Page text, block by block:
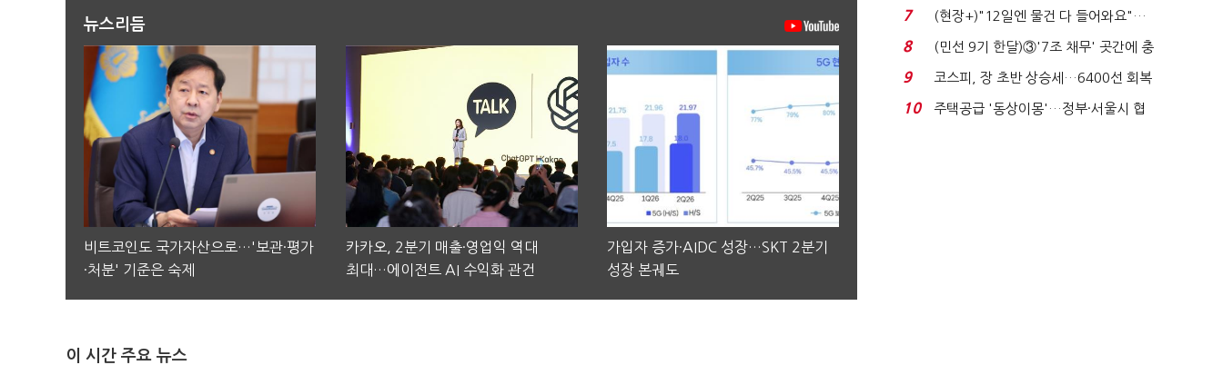
뉴스리듬
비트코인도 국가자산으로…'보관·평가
·처분' 기준은 숙제
카카오, 2분기 매출·영업익 역대
최대…에이전트 AI 수익화 관건
가입자 증가·AIDC 성장…SKT 2분기
성장 본궤도
이 시간 주요 뉴스
요"…'덜 똘똘한 한 채' 20...
7
(현장+)"12일엔 물건 다 들어와요"…
빈 매대 채우며 문 연 ...
8
(민선 9기 한달)③'7조 채무' 곳간에 충
격…추미애, 20년...
9
코스피, 장 초반 상승세…6400선 회복
시도
10
주택공급 '동상이몽'…정부·서울시 협